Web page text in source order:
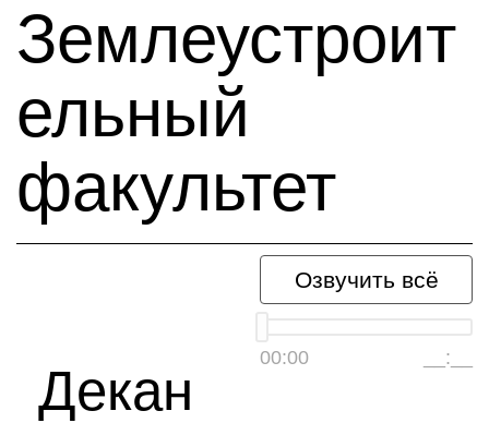
Землеустроит
ельный
факультет
Озвучить всё
00:00 __:__
Декан